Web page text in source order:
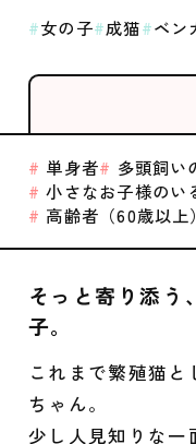
女の子 成猫 ベン
単身者
多頭飼い
小さなお子様のい
高齢者（60歳以上）
そっと寄り添う
子。
これまで繁殖猫
ちゃん。
少し人見知りな一